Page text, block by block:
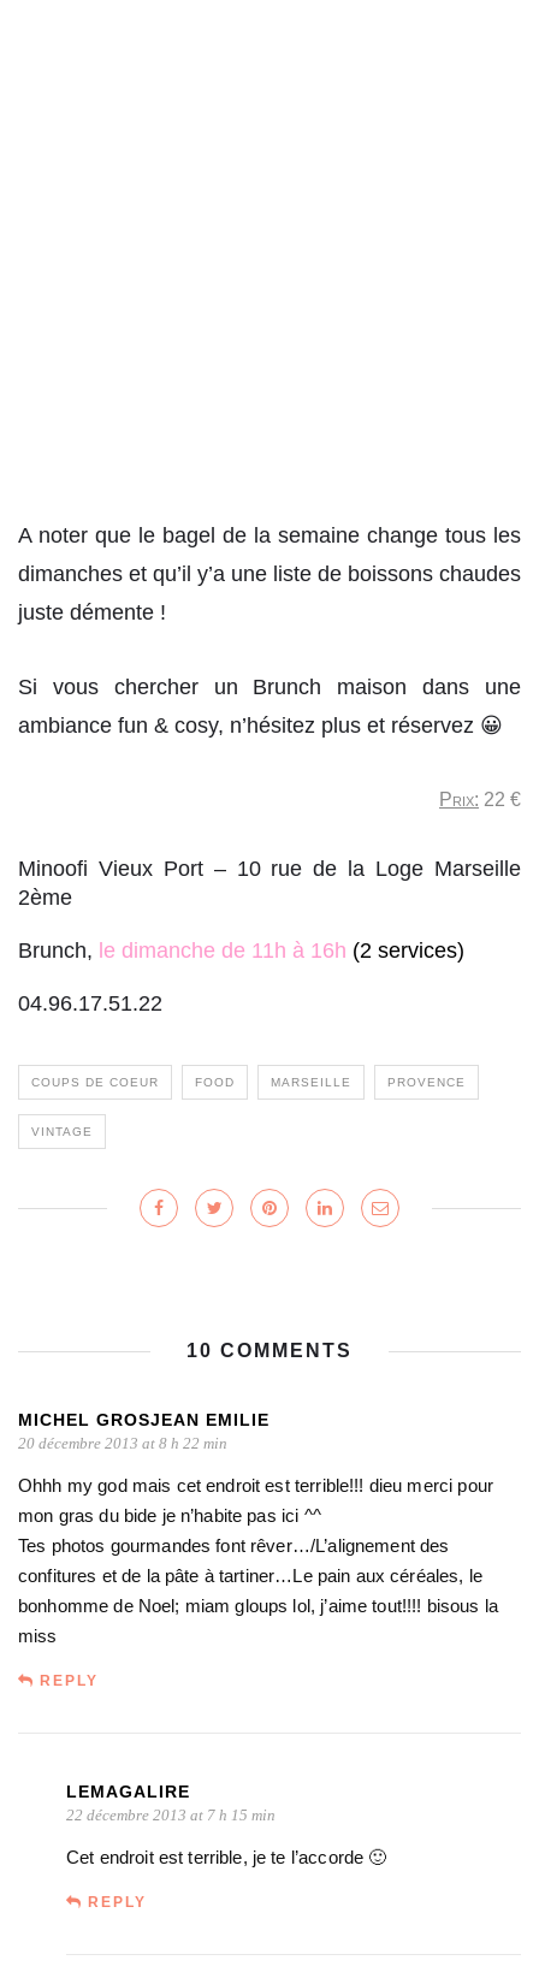
A noter que le bagel de la semaine change tous les
dimanches et qu’il y’a une liste de boissons chaudes
juste démente !
Si vous chercher un Brunch maison dans une
ambiance fun & cosy, n’hésitez plus et réservez 😀
Prix: 22 €
Minoofi Vieux Port – 10 rue de la Loge Marseille
2ème
Brunch, le dimanche de 11h à 16h (2 services)
04.96.17.51.22
COUPS DE COEUR FOOD MARSEILLE PROVENCE
VINTAGE
10 COMMENTS
MICHEL GROSJEAN EMILIE
20 décembre 2013 at 8 h 22 min
Ohhh my god mais cet endroit est terrible!!! dieu merci pour
mon gras du bide je n’habite pas ici ^^
Tes photos gourmandes font rêver…/L’alignement des
confitures et de la pâte à tartiner…Le pain aux céréales, le
bonhomme de Noel; miam gloups lol, j’aime tout!!!! bisous la
miss
REPLY
LEMAGALIRE
22 décembre 2013 at 7 h 15 min
Cet endroit est terrible, je te l’accorde 🙂
REPLY